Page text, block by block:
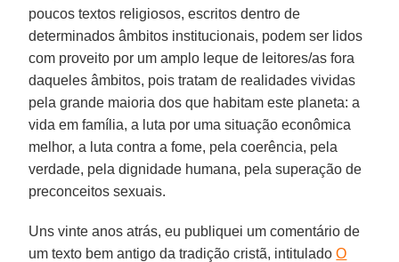
poucos textos religiosos, escritos dentro de
determinados âmbitos institucionais, podem ser lidos
com proveito por um amplo leque de leitores/as fora
daqueles âmbitos, pois tratam de realidades vividas
pela grande maioria dos que habitam este planeta: a
vida em família, a luta por uma situação econômica
melhor, a luta contra a fome, pela coerência, pela
verdade, pela dignidade humana, pela superação de
preconceitos sexuais.
Uns vinte anos atrás, eu publiquei um comentário de
um texto bem antigo da tradição cristã, intituladoO